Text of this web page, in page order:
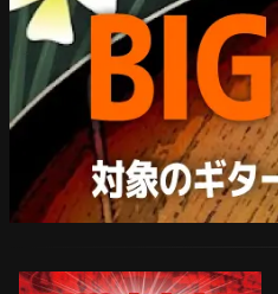
中古市場おすすめ情報!!